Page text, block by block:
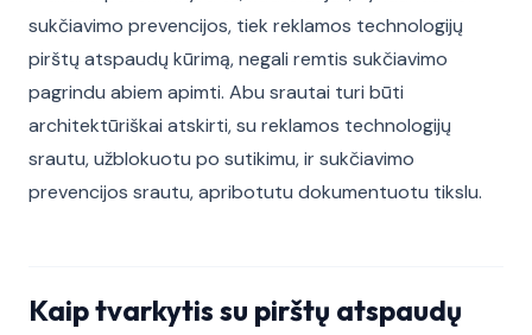
sukčiavimo prevencijos, tiek reklamos technologijų
pirštų atspaudų kūrimą, negali remtis sukčiavimo
pagrindu abiem apimti. Abu srautai turi būti
architektūriškai atskirti, su reklamos technologijų
srautu, užblokuotu po sutikimu, ir sukčiavimo
prevencijos srautu, apribotutu dokumentuotu tikslu.
Kaip tvarkytis su pirštų atspaudų